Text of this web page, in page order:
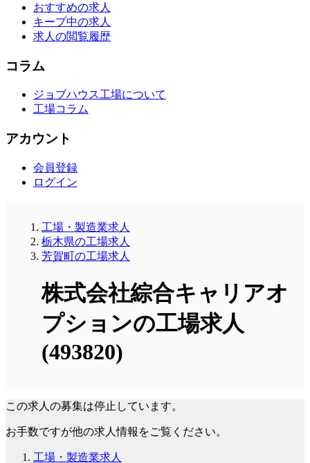
おすすめの求人
キープ中の求人
求人の閲覧履歴
コラム
ジョブハウス工場について
工場コラム
アカウント
会員登録
ログイン
工場・製造業求人
栃木県の工場求人
芳賀町の工場求人
株式会社綜合キャリアオ
プションの工場求人
(493820)
この求人の募集は停止しています。
お手数ですが他の求人情報をご覧ください。
工場・製造業求人